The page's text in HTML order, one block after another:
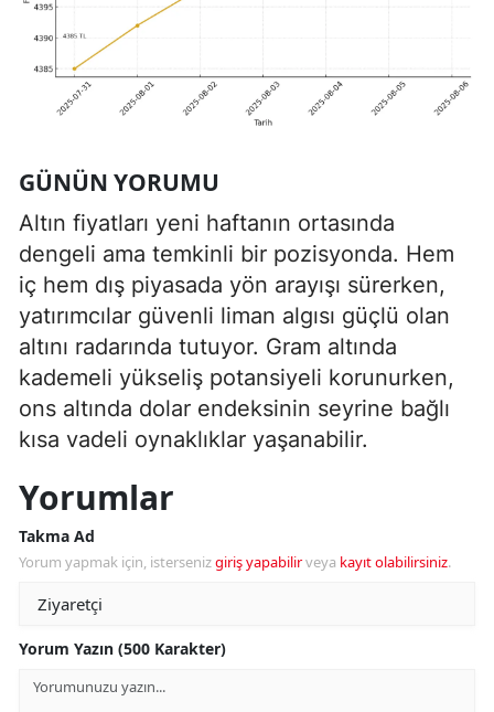
GÜNÜN YORUMU
Altın fiyatları yeni haftanın ortasında
dengeli ama temkinli bir pozisyonda. Hem
iç hem dış piyasada yön arayışı sürerken,
yatırımcılar güvenli liman algısı güçlü olan
altını radarında tutuyor. Gram altında
kademeli yükseliş potansiyeli korunurken,
ons altında dolar endeksinin seyrine bağlı
kısa vadeli oynaklıklar yaşanabilir.
Yorumlar
Takma Ad
Yorum yapmak için, istersenizgiriş yapabilirveya kayıt olabilirsiniz.
Yorum Yazın (500 Karakter)